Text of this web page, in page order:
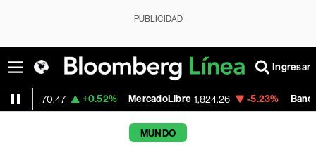
PUBLICIDAD
Ingresar
+0.52% MercadoLibre 1,824.26 -5.23% Banco de Bogota
MUNDO